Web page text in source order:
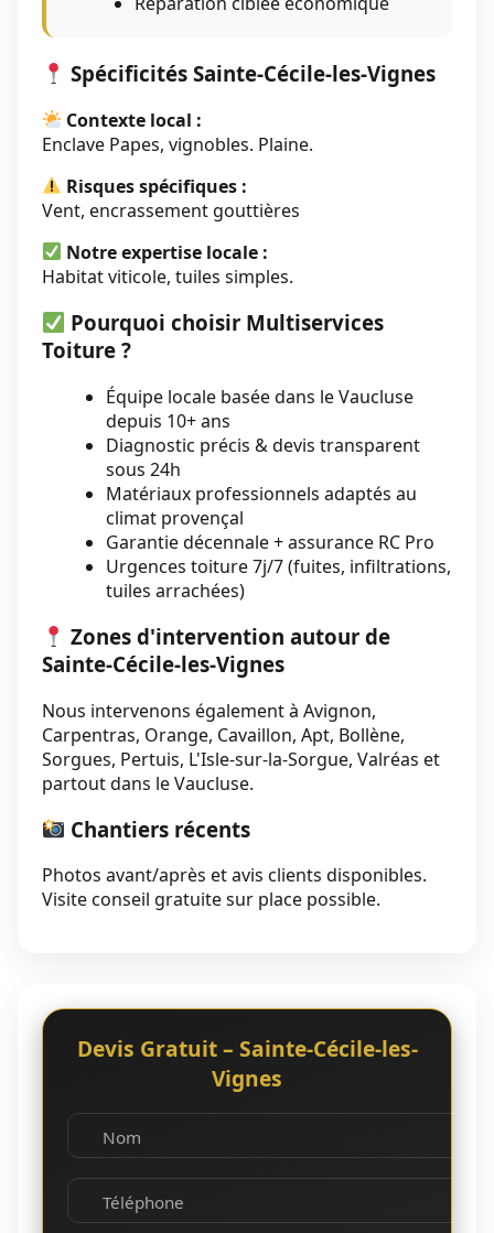
Spécificités Sainte-Cécile-les-Vignes
Contexte local :
Enclave Papes, vignobles. Plaine.
Risques spécifiques :
Vent, encrassement gouttières
Notre expertise locale :
Habitat viticole, tuiles simples.
Pourquoi choisir Multiservices
Toiture ?
Équipe locale basée dans le Vaucluse
depuis 10+ ans
Diagnostic précis & devis transparent
sous 24h
Matériaux professionnels adaptés au
climat provençal
Garantie décennale + assurance RC Pro
Urgences toiture 7j/7 (fuites, infiltrations,
tuiles arrachées)
Zones d'intervention autour de
Sainte-Cécile-les-Vignes
Nous intervenons également à Avignon,
Carpentras, Orange, Cavaillon, Apt, Bollène,
Sorgues, Pertuis, L'Isle-sur-la-Sorgue, Valréas et
partout dans le Vaucluse.
Chantiers récents
Photos avant/après et avis clients disponibles.
Visite conseil gratuite sur place possible.
Devis Gratuit – Sainte-Cécile-les-
Vignes
Nom
Téléphone